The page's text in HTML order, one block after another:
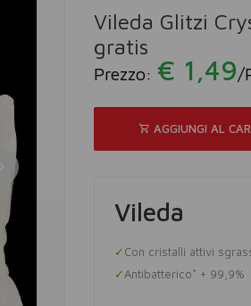
Vileda Glitzi
gratis
Prezzo: € 1,49/
AGGIUNGI AL
Vileda
Con cristalli attivi
Antibatterico* + 99,9%